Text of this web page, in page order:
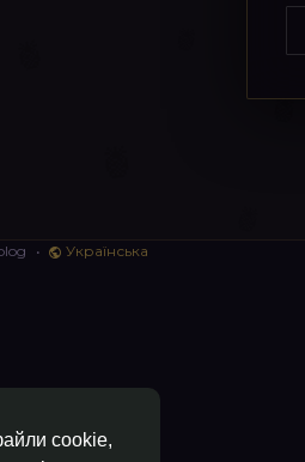
cookie,
• Українська